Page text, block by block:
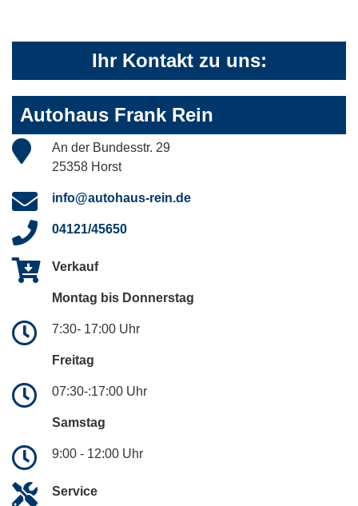
Ihr Kontakt zu uns:
Autohaus Frank Rein
An der Bundesstr. 29
25358 Horst
info@autohaus-rein.de
04121/45650
Verkauf
Montag bis Donnerstag
7:30- 17:00 Uhr
Freitag
07:30-:17:00 Uhr
Samstag
9:00 - 12:00 Uhr
Service